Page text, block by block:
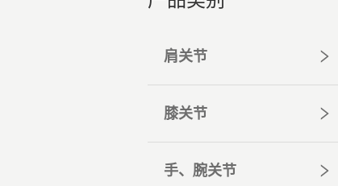
肩关节
膝关节
手、腕关节